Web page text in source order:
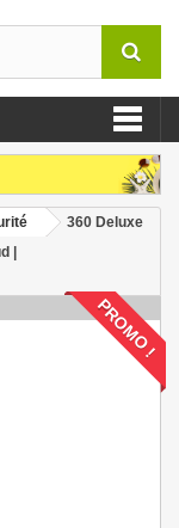
360 Deluxe
|
PROMO !